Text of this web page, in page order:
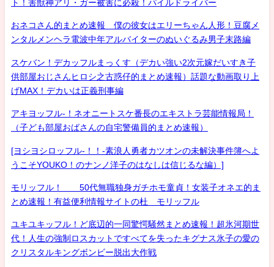
ト！害獣神アリ・ガー被害に必殺！パイルドライバー
おネコさん的まとめ速報 僕の彼女はエリーちゃん人形！豆腐メ
ンタルメンヘラ電波中年アルバイターのぬいぐるみ男子末路編
スケバン！デカッフルまっくす（デカい強い2次元嫁だいすき子
供部屋おじさんヒロシ之古惑仔的まとめ速報）話題な動画取り上
げMAX！デカいは正義刑事編
アキヨッフル-！ネオニートスケ番長のエキストラ芸能情報局！
（子ども部屋おばさんの自宅警備員的まとめ速報）
[ヨシヨシロッフル-！！-素浪人勇者カツオンの未解決事件簿へよ
うこそYOUKO！のナンノ洋子のはなしは信じるな編）]
モリッフル！ 50代無職独身ガチホモ童貞！女装子オネエ的ま
とめ速報！有益便利情報サイトの杜 モリッフル
ユキユキッフル！ど底辺的一同驚愕騒然まとめ速報！超氷河期世
代！人生の強制ロスカットですべてを失ったキグナス氷子の愛の
クリスタルキングボンビー脱出大作戦